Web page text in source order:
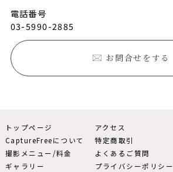
電話番号
03-5990-2885
お問合せをする
トップページ
CaptureFreeについて
撮影メニュー/料金
ギャラリー
アクセス
特定商取引
よくあるご質問
プライバシーポリシー